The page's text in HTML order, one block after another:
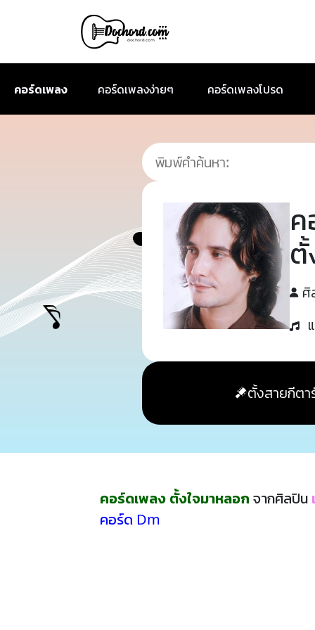
คอร์ดเพลง คอร์ดเพลงง่ายๆ คอร์ดเพลงโปรด
ตั้
ศิ
ตั้งสายกีตา
คอร์ดเพลง ตั้งใจมาหลอก จากศิลปิน
คอร์ด Dm